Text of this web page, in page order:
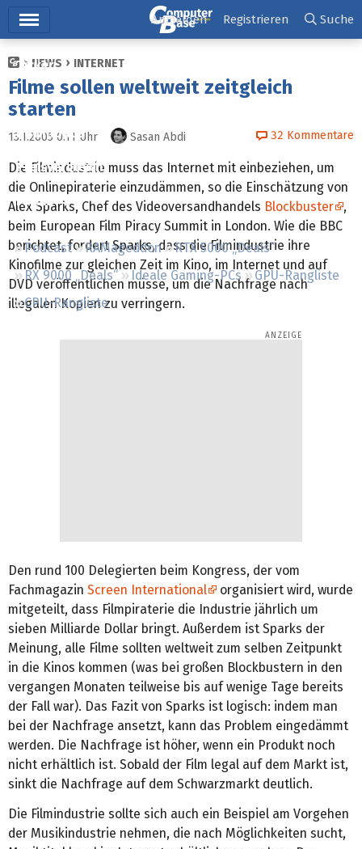
Ticker
Tests
Downloads
Preisvergleich
Forum
Podcast RAMageddon
RTX 5000 „Deals“
RX 9000 „Deals“
Ideale Gaming-PCs
GPU-Rangliste
CPU-Rangliste
Anmelden Registrieren Suche
NEWS INTERNET
Filme sollen weltweit zeitgleich
starten
13.1.2005 0:11 Uhr Sasan Abdi 32 Kommentare
Die Filmindustrie muss das Internet mit einbeziehen, um
die Onlinepiraterie einzudämmen, so die Einschätzung von
Alex Sparks, Chef des Videoversandhandels Blockbuster
,
beim European Film Piracy Summit in London. Wie die BBC
berichtet, fordert Sparks, dass die Filmindustrie ihre
Kinofilme zur gleichen Zeit im Kino, im Internet und auf
DVD veröffentlichen müsse, um die Nachfrage nach
illegalen Kopien zu verringern.
Den rund 100 Delegierten beim Kongress, der vom
Fachmagazin Screen International
organisiert wird, wurde
mitgeteilt, dass Filmpiraterie die Industrie jährlich um
sieben Milliarde Dollar bringt. Außerdem ist Sparks der
Meinung, alle Filme sollten weltweit zum selben Zeitpunkt
in die Kinos kommen (was bei großen Blockbustern in den
vergangen Monaten teilweise bis auf wenige Tage bereits
der Fall war). Das Fazit von Sparks ist logisch: indem man
bei der Nachfrage ansetzt, kann das Problem eingedämmt
werden. Die Nachfrage ist höher, wenn ein Produkt noch
nicht erhältlich ist. Sobald der Film legal auf dem Markt ist,
sinkt die Nachfrage auf dem Schwarzmarkt deutlich.
Die Filmindustrie sollte sich auch ein Beispiel am Vorgehen
der Musikindustrie nehmen, die nach Möglichkeiten sucht,